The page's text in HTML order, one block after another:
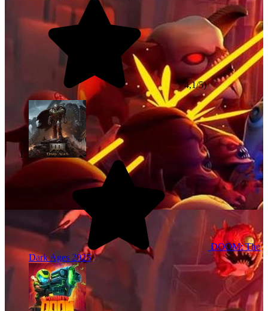
4,1/5)
DOOM: The
Dark Ages 2025